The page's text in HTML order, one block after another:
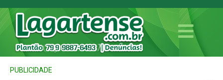
PUBLICIDADE